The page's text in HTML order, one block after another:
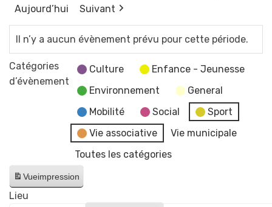
Aujourd’hui
Suivant
Il n’y a aucun évènement prévu pour cette période.
Catégories
d’évènement
Culture
Enfance - Jeunesse
Environnement
General
Mobilité
Social
Sport
Vie associative
Vie municipale
Toutes les catégories
Vueimpression
Lieu